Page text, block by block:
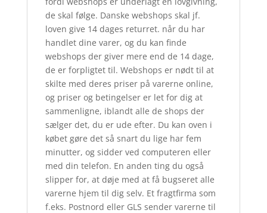
de skal følge. Danske webshops skal jf.
loven give 14 dages returret. når du har
handlet dine varer, og du kan finde
webshops der giver mere end de 14 dage,
de er forpligtet til. Webshops er nødt til at
skilte med deres priser på varerne online,
og priser og betingelser er let for dig at
sammenligne, iblandt alle de shops der
sælger det, du er ude efter. Du kan oven i
købet gøre det så snart du lige har fem
minutter, og sidder ved computeren eller
med din telefon. En anden ting du også
slipper for, at døje med at få bugseret alle
varerne hjem til dig selv. Et fragtfirma som
f.eks. Postnord eller GLS sender varerne til